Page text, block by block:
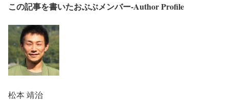
この記事を書いたおぶぶメンバー-Author Profile
松本 靖治